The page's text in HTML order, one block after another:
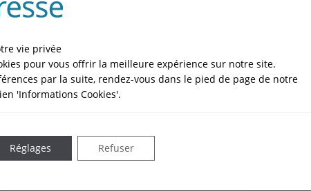
vie privée
pour vous offrir la meilleure expérience sur notre site.
par la suite, rendez-vous dans le pied de page de notre
'Informations Cookies'.
Refuser
Réglages